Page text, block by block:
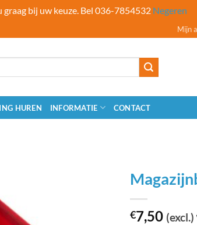
graag bij uw keuze. Bel 036-7854532 Negeren
Mijn
HUREN INFORMATIE CONTACT
€7,50 (excl.)